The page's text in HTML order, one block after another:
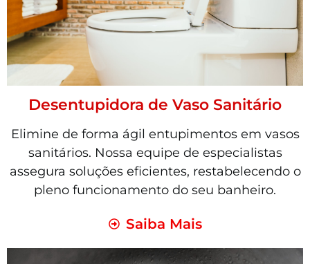
Desentupidora de Vaso Sanitário
Elimine de forma ágil entupimentos em vasos
sanitários. Nossa equipe de especialistas
assegura soluções eficientes, restabelecendo o
pleno funcionamento do seu banheiro.
Saiba Mais